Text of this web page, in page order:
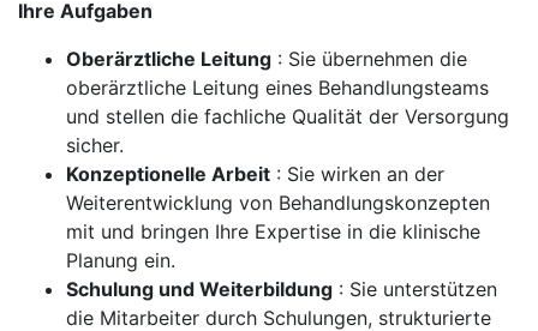
Ihre Aufgaben
Oberärztliche Leitung : Sie übernehmen die
oberärztliche Leitung eines Behandlungsteams
und stellen die fachliche Qualität der Versorgung
sicher.
Konzeptionelle Arbeit : Sie wirken an der
Weiterentwicklung von Behandlungskonzepten
mit und bringen Ihre Expertise in die klinische
Planung ein.
Schulung und Weiterbildung : Sie unterstützen
die Mitarbeiter durch Schulungen, strukturierte